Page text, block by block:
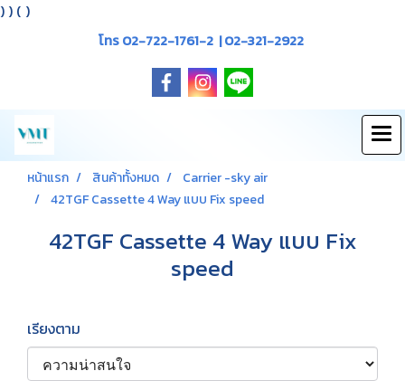
) ) ( )
โทร 02-722-1761-2 | 02-321-2922
หน้าแรก สินค้าทั้งหมด
Carrier -sky air
42TGF Cassette 4 Way แบบ Fix speed
42TGF Cassette 4 Way แบบ Fix
speed
เรียงตาม